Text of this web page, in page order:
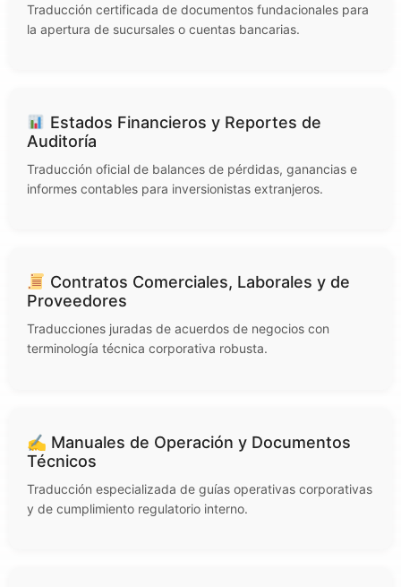
Traducción certificada de documentos fundacionales para
la apertura de sucursales o cuentas bancarias.
Estados Financieros y Reportes de
Auditoría
Traducción oficial de balances de pérdidas, ganancias e
informes contables para inversionistas extranjeros.
Contratos Comerciales, Laborales y de
Proveedores
Traducciones juradas de acuerdos de negocios con
terminología técnica corporativa robusta.
✍️ Manuales de Operación y Documentos
Técnicos
Traducción especializada de guías operativas corporativas
y de cumplimiento regulatorio interno.